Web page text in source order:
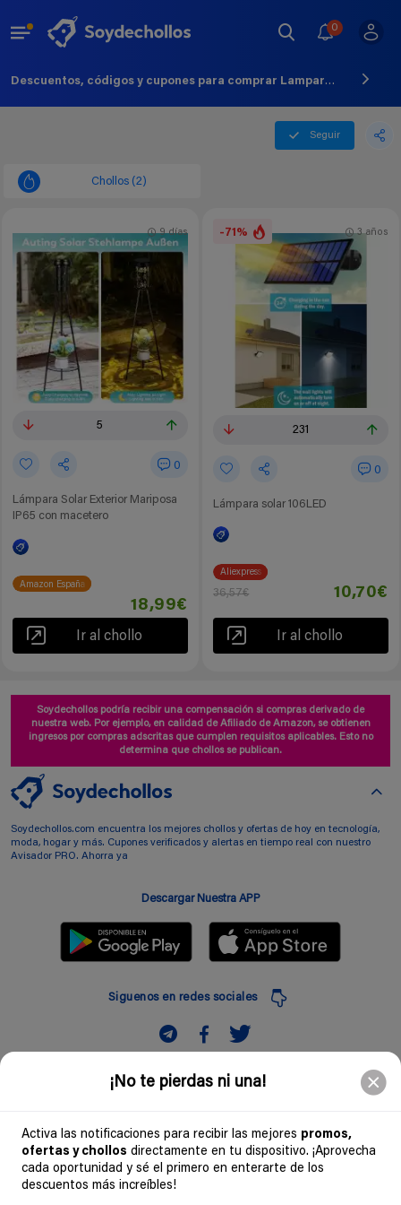
¡No te pierdas ni una!
Activa las notificaciones para recibir las mejores promos,
ofertas y chollos directamente en tu dispositivo. ¡Aprovecha
cada oportunidad y sé el primero en enterarte de los
descuentos más increíbles!
0
Descuentos, códigos y cupones para comprar Lampara Solar - Agosto - 2026
Seguir
Chollos (2)
5
0
Lámpara Solar Exterior Mariposa
IP65 con macetero
9 días
Amazon España
18,99€
Ir al chollo
-71%
231
0
Lámpara solar 106LED
3 años
Aliexpress
36,57€ 10,70€
Ir al chollo
Soydechollos podría recibir una compensación si compras derivado de
nuestra web. Por ejemplo, en calidad de Afiliado de Amazon, se obtienen
ingresos por compras adscritas que cumplen requisitos aplicables. Esto no
determina que chollos se publican.
Soydechollos.com encuentra los mejores chollos y ofertas de hoy en tecnología,
moda, hogar y más. Cupones verificados y alertas en tiempo real con nuestro
Avisador PRO. Ahorra ya
Descargar Nuestra APP
Siguenos en redes sociales
Suscribir
Comunidad